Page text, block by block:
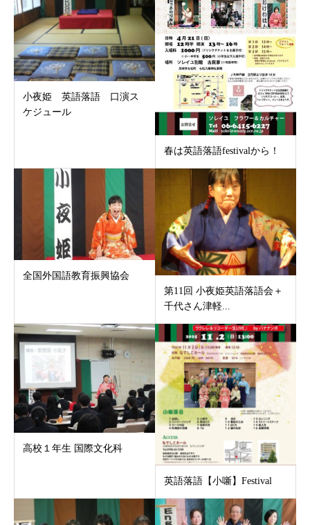
小夜姫 英語落語 口演ス
ケジュール
春は英語落語festivalから！
全国外国語教育振興協会
第11回 小夜姫英語落語会＋
千代さん津軽...
高校１年生 国際文化科
英語落語【小噺】Festival